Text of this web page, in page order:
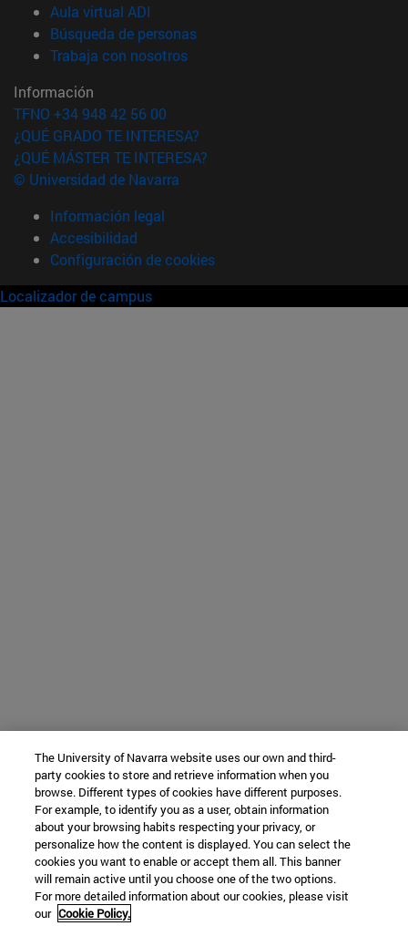
Aula virtual ADI
Búsqueda de personas(abre en nueva ventana)
Trabaja con nosotros(abre en nueva ventana)
Información
TFNO +34 948 42 56 00
¿QUÉ GRADO TE INTERESA?
¿QUÉ MÁSTER TE INTERESA?
© Universidad de Navarra
Información legal
Accesibilidad
Configuración de cookies
Localizador de campus
The University of Navarra website uses our own and third-
party cookies to store and retrieve information when you
browse. Different types of cookies have different purposes.
For example, to identify you as a user, obtain information
about your browsing habits respecting your privacy, or
personalize how the content is displayed. You can select the
cookies you want to enable or accept them all. This banner
will remain active until you choose one of the two options.
For more detailed information about our cookies, please visit
our Cookie Policy.